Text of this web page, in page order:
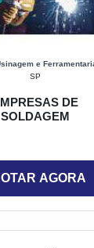
e
SP
DE
SOLDAGEM
AGORA